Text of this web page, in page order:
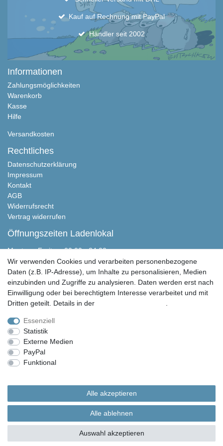
Kauf auf Rechnung mit PayPal
Händler seit 2002
Informationen
Zahlungsmöglichkeiten
Warenkorb
Kasse
Hilfe
Versandkosten
Rechtliches
Datenschutzerklärung
Impressum
Kontakt
AGB
Widerrufsrecht
Vertrag widerrufen
Öffnungszeiten Ladenlokal
Montag - Freitag, 00:00 - 24:00
Samstag nach Absprache
Sonntag geschlossen
Peter Butschkow Shop
Martensen Handels & Service GmbH
Eichweberstraße 4
D-25821 Bredstedt
04671 943 349 0
04671 943 349 150
info@peter-butschkow.de
Alle Rechte vorbehalten.
Alle in den Webseiten erwähnten Geräte- und Zubehörbezeichnungen dienen lediglich
der Anwendungshilfe. Alle gennanten Markennamen sind eingetragene Warenzeichen
Wir verwenden Cookies und verarbeiten personenbezogene
Daten (z.B. IP-Adresse), um Inhalte zu personalisieren, Medien
einzubinden und Zugriffe zu analysieren. Daten werden erst nach
Einwilligung oder bei berechtigtem Interesse verarbeitet und mit
Dritten geteilt. Details in der
Essenziell
Statistik
Externe Medien
PayPal
Funktional
Alle akzeptieren
Alle ablehnen
Auswahl akzeptieren